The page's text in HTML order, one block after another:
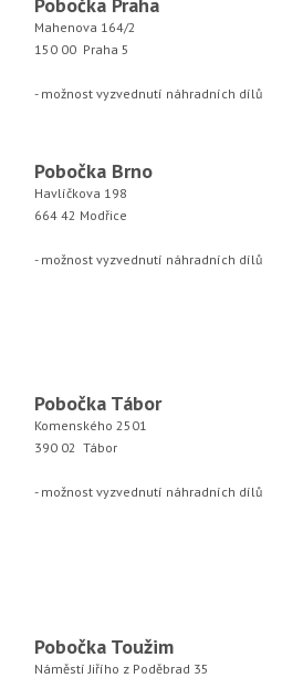
Mahenova 164/2
150 00 Praha 5
- možnost vyzvednutí náhradních dílů
Pobočka Brno
Havlíčkova 198
664 42 Modřice
- možnost vyzvednutí náhradních dílů
Pobočka Tábor
Komenského 2501
390 02 Tábor
- možnost vyzvednutí náhradních dílů
Pobočka Toužim
Náměstí Jiřího z Poděbrad 35